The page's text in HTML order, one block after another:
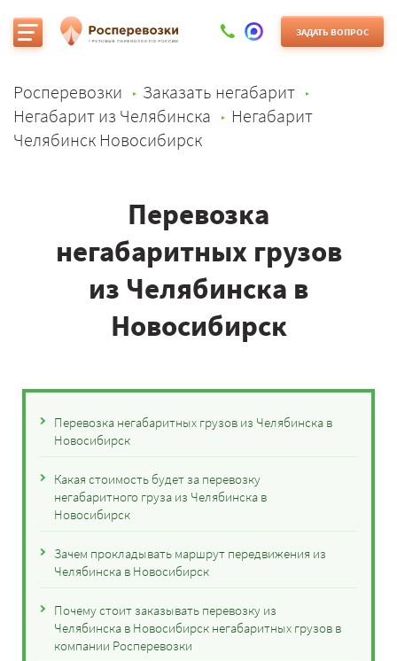
ЗАДАТЬ ВОПРОС
Росперевозки
Заказать негабарит
Негабарит из Челябинска
Негабарит
Челябинск Новосибирск
Перевозка
негабаритных грузов
из Челябинска в
Новосибирск
Перевозка негабаритных грузов из Челябинска в
Новосибирск
Какая стоимость будет за перевозку
негабаритного груза из Челябинска в
Новосибирск
Зачем прокладывать маршрут передвижения из
Челябинска в Новосибирск
Почему стоит заказывать перевозку из
Челябинска в Новосибирск негабаритных грузов в
компании Росперевозки